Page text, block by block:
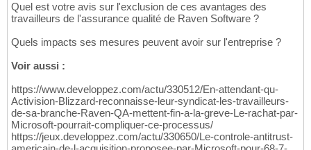
Quel est votre avis sur l'exclusion de ces avantages des
travailleurs de l'assurance qualité de Raven Software ?
Quels impacts ses mesures peuvent avoir sur l'entreprise ?
Voir aussi :
https://www.developpez.com/actu/330512/En-attendant-qu-
Activision-Blizzard-reconnaisse-leur-syndicat-les-travailleurs-
de-sa-branche-Raven-QA-mettent-fin-a-la-greve-Le-rachat-par-
Microsoft-pourrait-compliquer-ce-processus/
https://jeux.developpez.com/actu/330650/Le-controle-antitrust-